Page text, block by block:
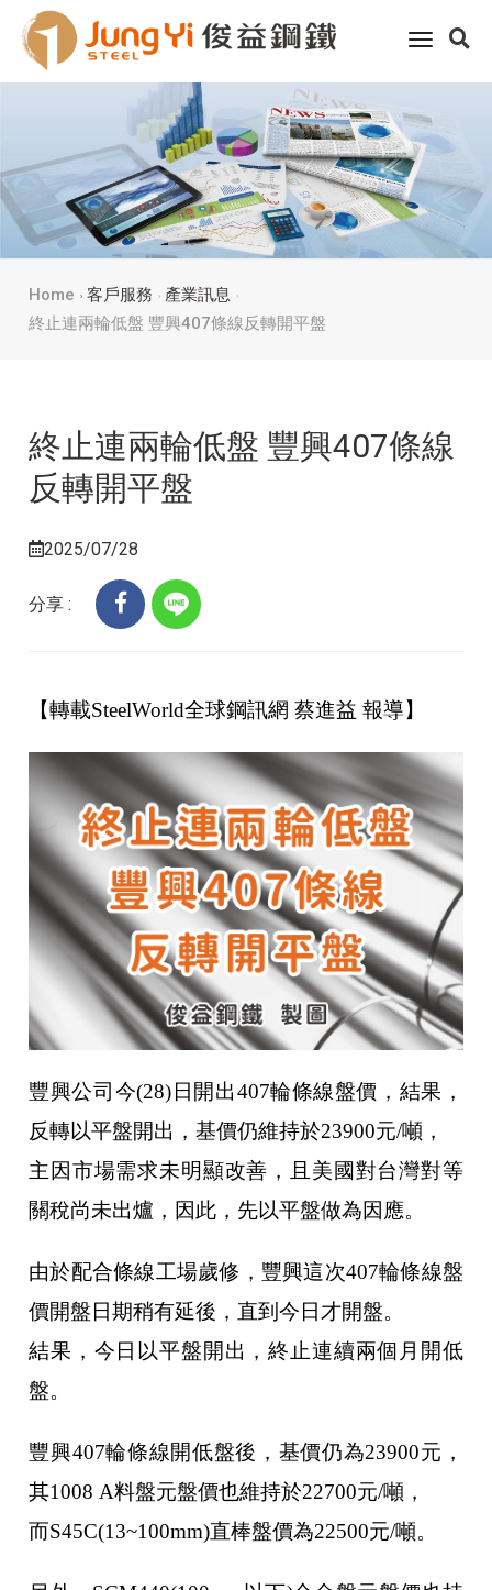
toggle
Home 客戶服務
產業訊息
終止連兩輪低盤 豐興407條線反轉開平盤
終止連兩輪低盤 豐興407條線
反轉開平盤
2025/07/28
分享 :
【轉載SteelWorld全球鋼訊網 蔡進益 報導】
豐興公司今(28)日開出407輪條線盤價，結果，
反轉以平盤開出，基價仍維持於23900元/噸，
主因市場需求未明顯改善，且美國對台灣對等
關稅尚未出爐，因此，先以平盤做為因應。
由於配合條線工場歲修，豐興這次407輪條線盤
價開盤日期稍有延後，直到今日才開盤。
結果，今日以平盤開出，終止連續兩個月開低
盤。
豐興407輪條線開低盤後，基價仍為23900元，
其1008 A料盤元盤價也維持於22700元/噸，
而S45C(13~100mm)直棒盤價為22500元/噸。